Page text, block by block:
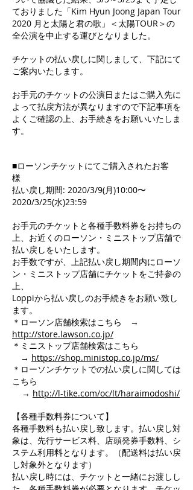
ておりました「Kim Hyun Joong Japan Tour
2020 月と太陽と君の歌」＜太陽TOUR＞の
全公演を中止する運びとなりました。
チケットの払い戻しに関しまして、下記にて
ご案内いたします。
お手元のチケットの公演日またはご購入先に
よって払戻方法が異なりますので下記事項を
よくご確認の上、お手続きをお願いいたしま
す。
■ローソンチケットにてご購入されたお客
様
払い戻し期間: 2020/3/9(月)10:00〜
2020/3/25(水)23:59
お手元のチケットと各種手数料券をお持ちの
上、お近くのローソン・ミニストップ店舗で
払い戻しをいたします。
お手数ですが、上記払い戻し期間内にローソ
ン・ミニストップ店舗にチケットをご持参の
上、
Loppiから払い戻しのお手続きをお願い致し
ます。
＊ローソン店舗検索はこちら →
http://store.lawson.co.jp/
＊ミニストップ店舗検索はこちら
→ https://shop.ministop.co.jp/ms/
＊ローソンチケットでの払い戻しに関しては
こちら
→ http://l-tike.com/oc/lt/haraimodoshi/
【各種手数料券について】
各種手数料も払い戻し致します。払い戻し対
象は、先行サービス料、店頭発券手数料、シ
ステム利用料となります。（配送料は払い戻
し対象外となります）
払い戻し時には、チケットと一緒にお渡しし